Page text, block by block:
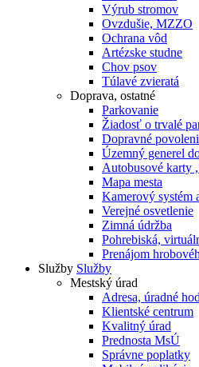
Výrub stromov
Ovzdušie, MZZO
Ochrana vôd
Artézske studne
Chov psov
Túlavé zvieratá
Doprava, ostatné
Parkovanie
Žiadosť o trvalé
Dopravné
Územný generel
Autobusové karty
Mapa mesta
Kamerový systém
Verejné osvetlenie
Zimná údržba
Pohrebiská,
Prenájom
Služby Služby
Mestský úrad
Adresa, úradné
Klientské centrum
Kvalitný úrad
Prednosta MsÚ
Správne poplatky